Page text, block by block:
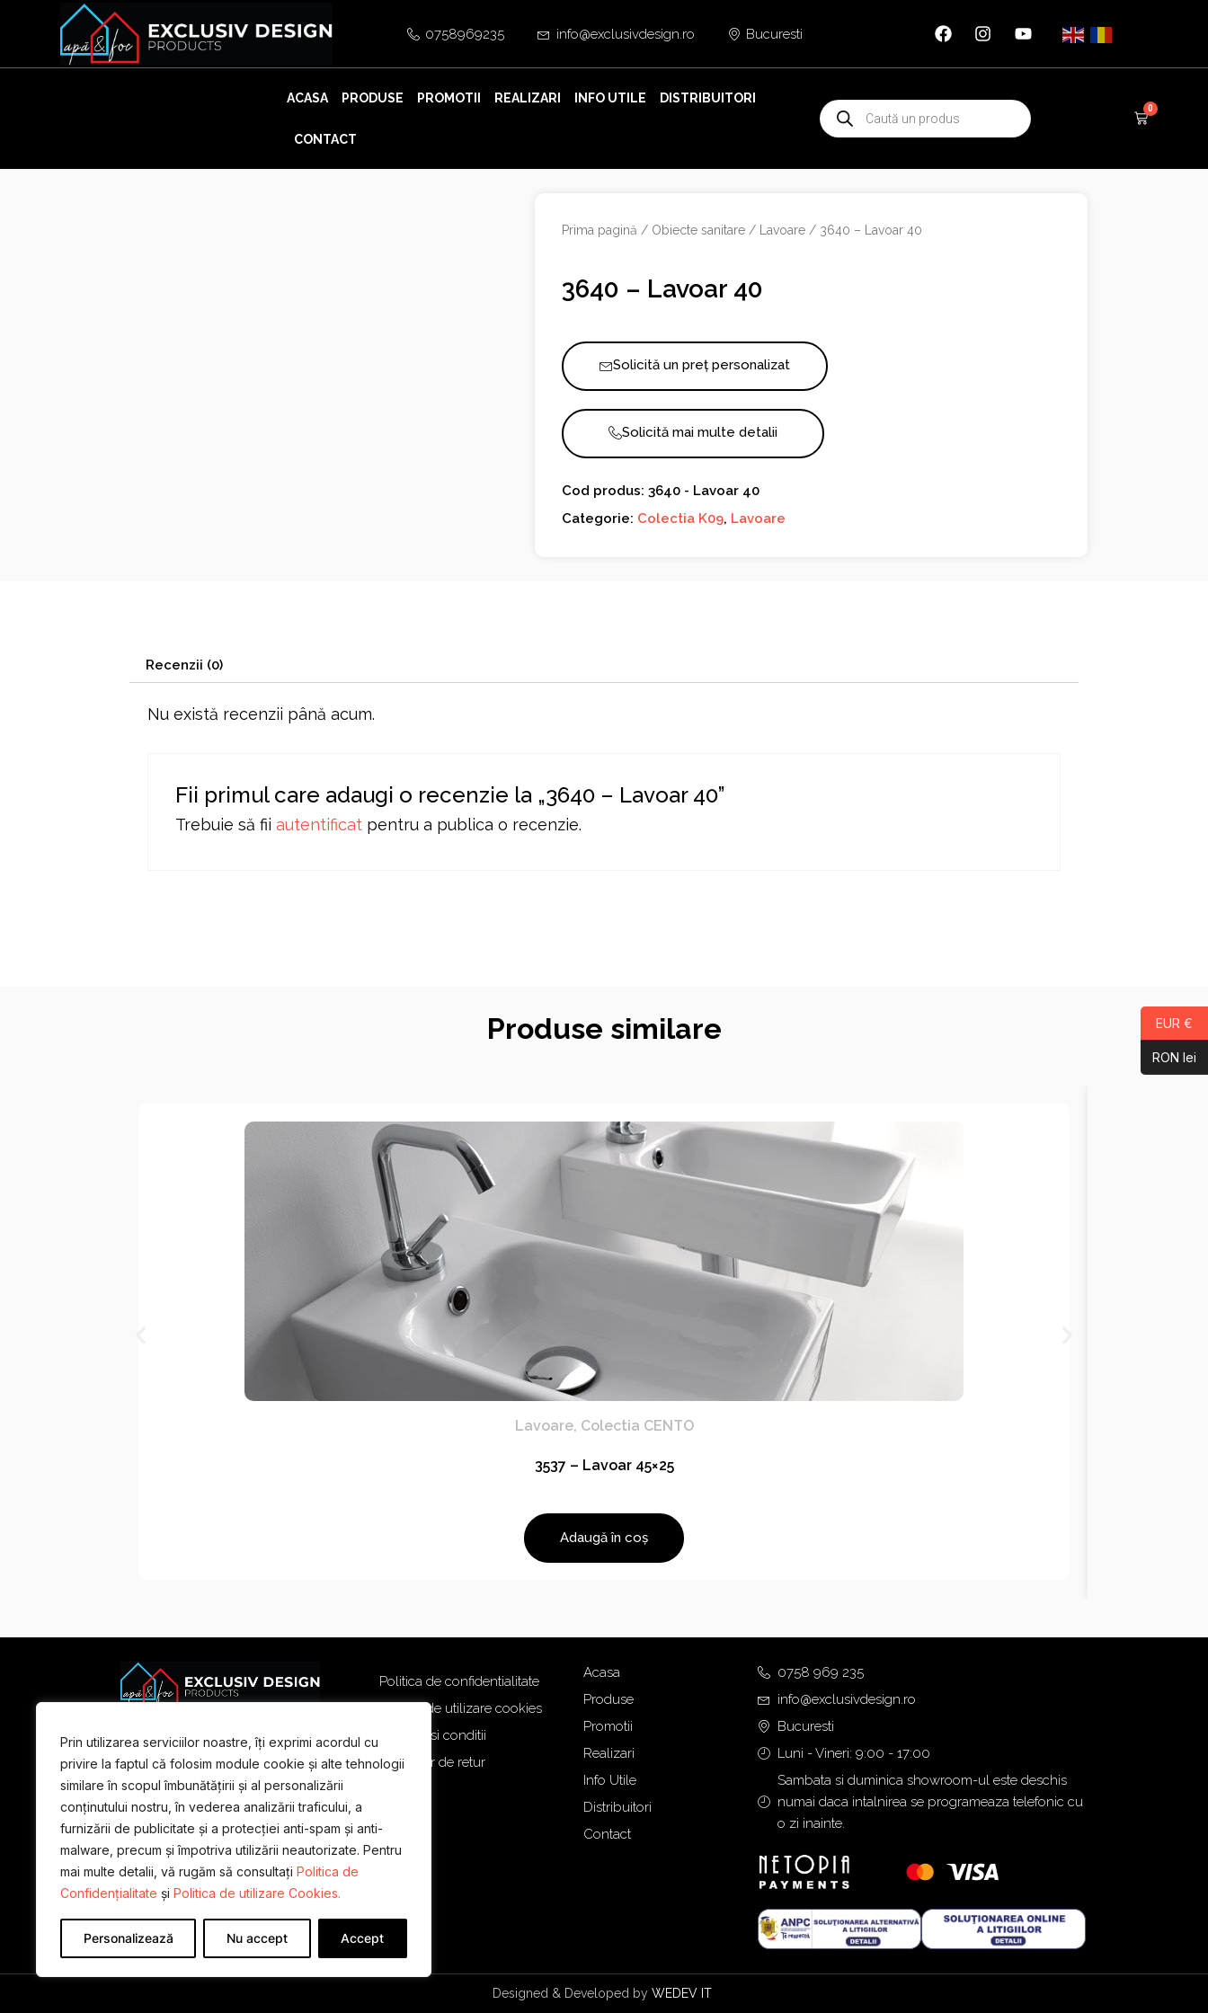
Prin utilizarea serviciilor noastre, îți exprimi acordul cu
privire la faptul că folosim module cookie și alte tehnologii
similare în scopul îmbunătățirii și al personalizării
conținutului nostru, în vederea analizării traficului, a
furnizării de publicitate și a protecției anti-spam și anti-
malware, precum și împotriva utilizării neautorizate. Pentru
mai multe detalii, vă rugăm să consultați Politica de
Confidențialitate și Politica de utilizare Cookies.
Personalizează Nu accept Accept
content
0758969235 info@exclusivdesign.ro Bucuresti
ACASA PRODUSE PROMOTII REALIZARI INFO UTILE DISTRIBUITORI
CONTACT
Products
search
0
Cart
Prima pagină / Obiecte sanitare / Lavoare / 3640 – Lavoar 40
3640 – Lavoar 40
Solicită un preț personalizat
Solicită mai multe detalii
Cod produs: 3640 - Lavoar 40
Categorie: Colectia K09, Lavoare
Recenzii (0)
Nu există recenzii până acum.
Fii primul care adaugi o recenzie la „3640 – Lavoar 40”
Trebuie să fiiautentificat pentru a publica o recenzie.
Produse similare
Lavoare, Colectia CENTO
3537 – Lavoar 45×25
Adaugă în coș
Politica de confidentialitate
Politica de utilizare cookies
Termeni si conditii
Formular de retur
Acasa
Produse
Promotii
Realizari
Info Utile
Distribuitori
Contact
0758 969 235
info@exclusivdesign.ro
Bucuresti
Luni - Vineri: 9:00 - 17:00
Sambata si duminica showroom-ul este deschis
numai daca intalnirea se programeaza telefonic cu
o zi inainte.
Designed & Developed by WEDEV IT
EUR €
RON lei